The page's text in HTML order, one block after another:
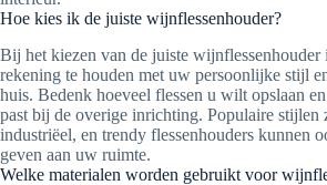
Hoe kies ik de juiste wijnflessenhouder?
Bij het kiezen van de juiste wijnflessenhouder
rekening te houden met uw persoonlijke stijl
huis. Bedenk hoeveel flessen u wilt opslaan
past bij de overige inrichting. Populaire
industriëel, en trendy flessenhouders kunnen
geven aan uw ruimte.
Welke materialen worden gebruikt voor